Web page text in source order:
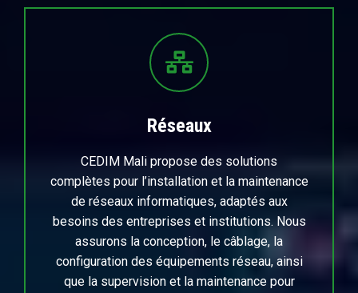
Réseaux
CEDIM Mali propose des solutions
complètes pour l’installation et la maintenance
de réseaux informatiques, adaptés aux
besoins des entreprises et institutions. Nous
assurons la conception, le câblage, la
configuration des équipements réseau, ainsi
que la supervision et la maintenance pour